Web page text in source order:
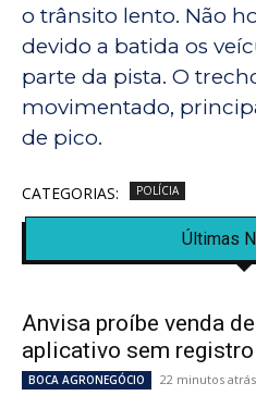
o trânsito lento. Não
devido a batida os
parte da pista. O
movimentado,
de pico.
CATEGORIAS: POLÍCIA
Últimas
Anvisa proíbe venda
aplicativo sem registro
BOCA AGRONEGÓCIO 22 minutos atrás